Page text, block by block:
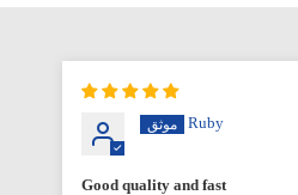
Ruby
Good quality and fast